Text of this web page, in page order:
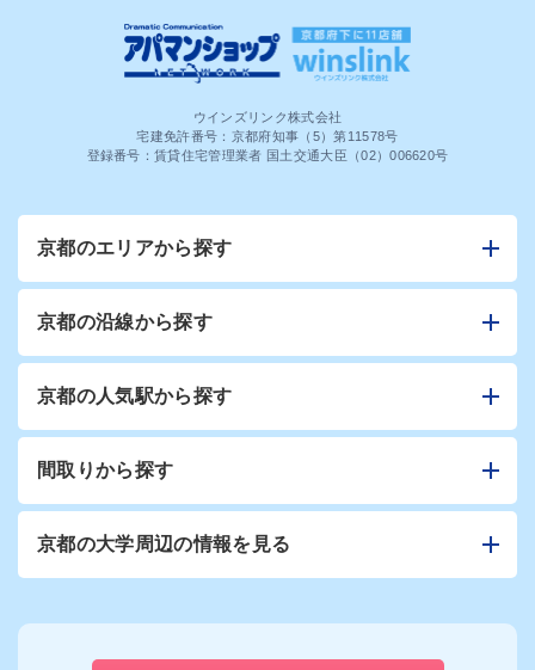
ウインズリンク株式会社
宅建免許番号：京都府知事（5）第11578号
登録番号：賃貸住宅管理業者 国土交通大臣（02）006620号
京都のエリアから探す
京都の沿線から探す
京都の人気駅から探す
間取りから探す
京都の大学周辺の情報を見る